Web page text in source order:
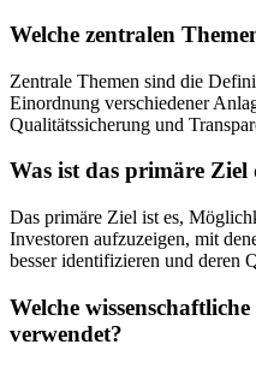
Welche zentralen
Zentrale Themen sind die
Einordnung verschiedener
Qualitätssicherung und
Was ist das primäre
Das primäre Ziel ist es,
Investoren aufzuzeigen, mit
besser identifizieren und deren
Welche
verwendet?